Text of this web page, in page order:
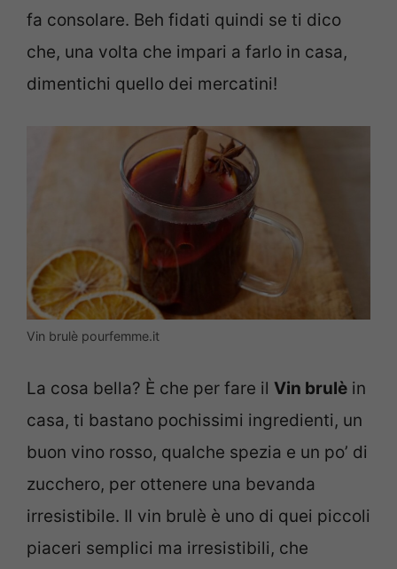
fa consolare. Beh fidati quindi se ti dico
che, una volta che impari a farlo in casa,
dimentichi quello dei mercatini!
Vin brulè pourfemme.it
La cosa bella? È che per fare il Vin brulè in
casa, ti bastano pochissimi ingredienti, un
buon vino rosso, qualche spezia e un po’ di
zucchero, per ottenere una bevanda
irresistibile. Il vin brulè è uno di quei piccoli
piaceri semplici ma irresistibili, che